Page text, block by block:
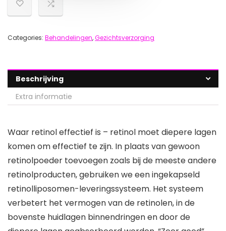
Categories: Behandelingen,Gezichtsverzorging
Beschrijving
Extra informatie
Waar retinol effectief is – retinol moet diepere lagen
komen om effectief te zijn. In plaats van gewoon
retinolpoeder toevoegen zoals bij de meeste andere
retinolproducten, gebruiken we een ingekapseld
retinolliposomen-leveringssysteem. Het systeem
verbetert het vermogen van de retinolen, in de
bovenste huidlagen binnendringen en door de